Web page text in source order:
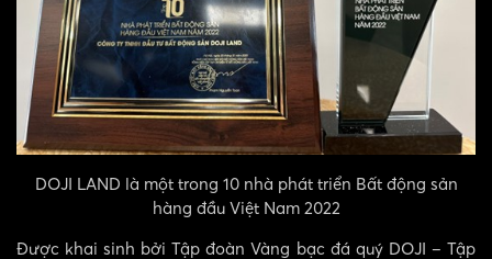
DOJI LAND là một trong 10 nhà phát triển Bất động sản
hàng đầu Việt Nam 2022
Được khai sinh bởi Tập đoàn Vàng bạc đá quý DOJI – Tập